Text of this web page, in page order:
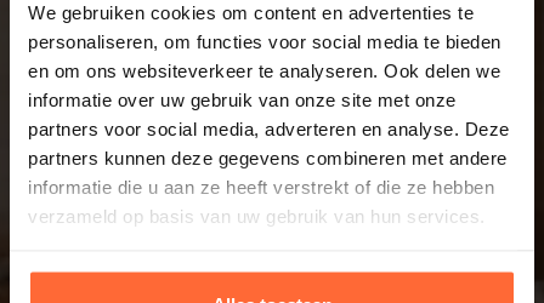
We gebruiken cookies om content en advertenties te
personaliseren, om functies voor social media te bieden
en om ons websiteverkeer te analyseren. Ook delen we
informatie over uw gebruik van onze site met onze
partners voor social media, adverteren en analyse. Deze
partners kunnen deze gegevens combineren met andere
informatie die u aan ze heeft verstrekt of die ze hebben
verzameld op basis van uw gebruik van hun services.
Informatie op maat? Kom